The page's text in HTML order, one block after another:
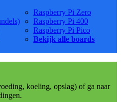
Raspberry Pi Zero
Raspberry Pi 400
Raspberry Pi Pico
Bekijk alle boards
koeling, opslag) of ga naar